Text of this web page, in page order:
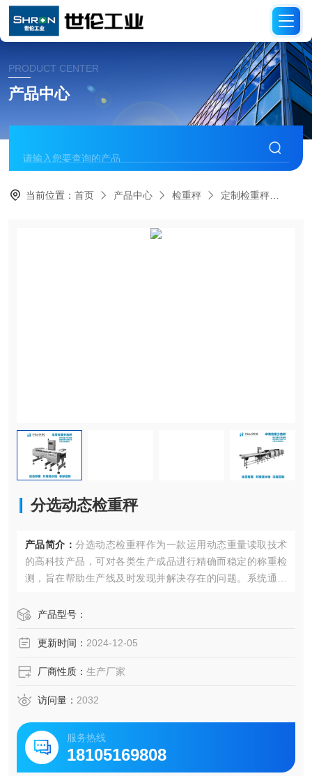
PRODUCT CENTER
产品中心
当前位置：首页 产品中心 检重秤 定制检重秤
分选动态检重秤
产品简介： 分选动态检重秤作为一款运用动态重量读取技术
的高科技产品，可对各类生产成品进行精确而稳定的称重检
测，旨在帮助生产线及时发现并解决存在的问题。系统通过
否、包装箱内产品数量的完整与否，以及产品相关的说明
时发现并解决存在的问题。系统通过设定预设的目标重量
产品型号：
更新时间： 2024-12-05
厂商性质： 生产厂家
访问量： 2032
服务热线
18105169808